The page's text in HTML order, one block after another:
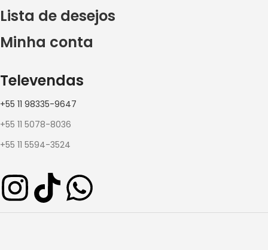
Lista de desejos
Minha conta
Televendas
+55 11 98335-9647
+55 11 5078-8036
+55 11 5594-3524